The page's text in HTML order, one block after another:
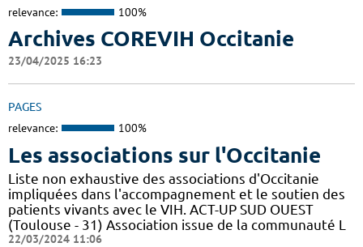
relevance: 100%
Archives COREVIH Occitanie
23/04/2025 16:23
PAGES
relevance: 100%
Les associations sur l'Occitanie
Liste non exhaustive des associations d'Occitanie
impliquées dans l'accompagnement et le soutien des
patients vivants avec le VIH. ACT-UP SUD OUEST
(Toulouse - 31) Association issue de la communauté L
22/03/2024 11:06